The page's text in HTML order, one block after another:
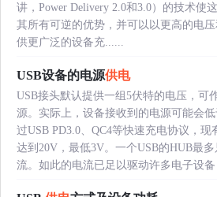
讲，Power Delivery 2.0和3.0）的技术使
其所有可逆的优势，并可以以更高的电
供更广泛的设备充......
USB设备的电源供电
USB接头默认提供一组5伏特的电压，可
源。实际上，设备接收到的电源可能会
过USB PD3.0、QC4等快速充电协议，现
达到20V，最低3V。一个USB的HUB最
流。如此的电流已足以驱动许多电子设备